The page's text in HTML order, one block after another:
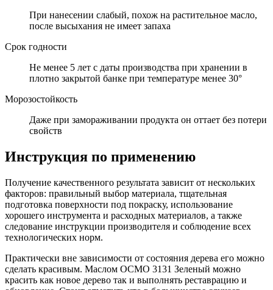
При нанесении слабый, похож на растительное масло,
после высыхания не имеет запаха
Срок годности
Не менее 5 лет с даты производства при хранении в
плотно закрытой банке при температуре менее 30°
Морозостойкость
Даже при замораживании продукта он оттает без потери
свойств
Инструкция по применению
Получение качественного результата зависит от нескольких
факторов: правильный выбор материала, тщательная
подготовка поверхности под покраску, использование
хорошего инструмента и расходных материалов, а также
следование инструкции производителя и соблюдение всех
технологических норм.
Практически вне зависимости от состояния дерева его можно
сделать красивым. Маслом ОСМО 3131 Зеленый можно
красить как новое дерево так и выполнять реставрацию и